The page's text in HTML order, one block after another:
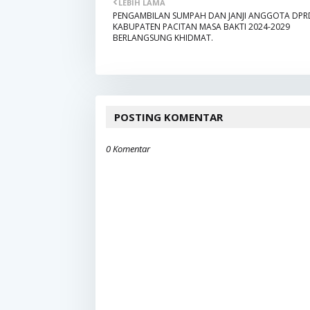
LEBIH LAMA
PENGAMBILAN SUMPAH DAN JANJI ANGGOTA
KABUPATEN PACITAN MASA BAKTI 2024-2029
BERLANGSUNG KHIDMAT.
POSTING KOMENTAR
0 Komentar